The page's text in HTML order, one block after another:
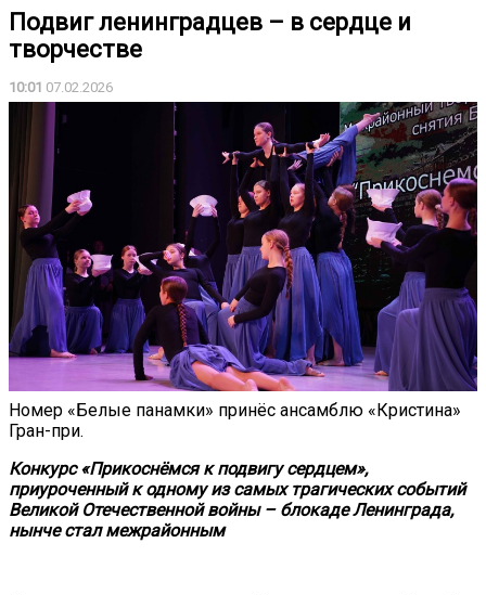
Подвиг ленинградцев – в сердце и
творчестве
10:01 07.02.2026
Номер «Белые панамки» принёс ансамблю «Кристина»
Гран-при.
Конкурс «Прикоснёмся к подвигу сердцем»,
приуроченный к одному из самых трагических событий
Великой Отечественной войны – блокаде Ленинграда,
нынче стал межрайонным